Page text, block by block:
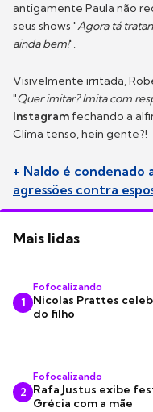
antigamente Paula não
seus shows "Agora tá
ainda bem!".
Visivelmente irritada,
"Quer imitar? Imita com
Instagram fechando a
Clima tenso, hein gente?!
+ Naldo é condenado
agressões contra
Mais lidas
1
Fofocalizando
Nicolas Prattes
do filho
2
Fofocalizando
Rafa Justus exibe
Grécia com a mãe